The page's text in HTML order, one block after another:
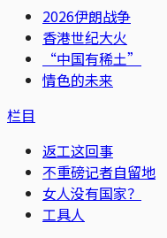
2026伊朗战争
香港世纪大火
“中国有稀土”
情色的未来
栏目
返工这回事
不重磅记者自留地
女人没有国家？
工具人